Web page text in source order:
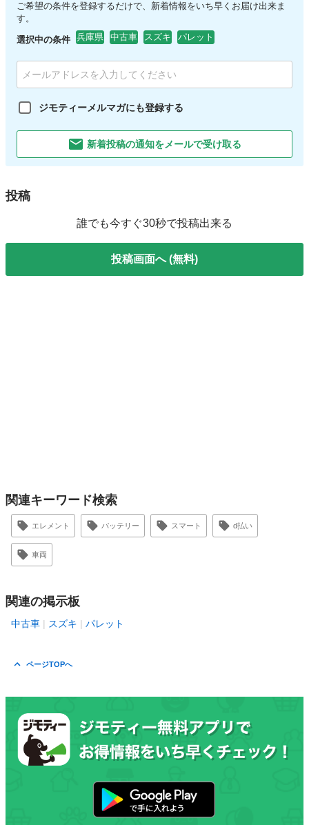
ご希望の条件を登録するだけで、新着情報をいち早くお届け出来ま
す。
選択中の条件 兵庫県 中古車 スズキ パレット
ジモティーメルマガにも登録する
新着投稿の通知をメールで受け取る
投稿
誰でも今すぐ30秒で投稿出来る
投稿画面へ (無料)
関連キーワード検索
エレメント バッテリー スマート d払い
車両
関連の掲示板
中古車 スズキ パレット
ページTOPへ